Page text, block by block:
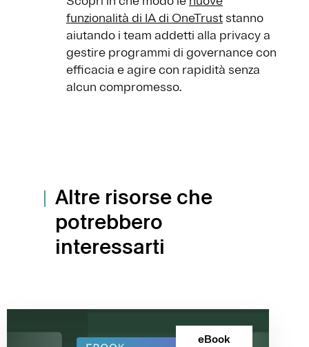
funzionalità di IA di OneTruststanno
aiutando i team addetti alla privacy a
gestire programmi di governance con
efficacia e agire con rapidità senza
alcun compromesso.
Altre risorse che
potrebbero
interessarti
eBook